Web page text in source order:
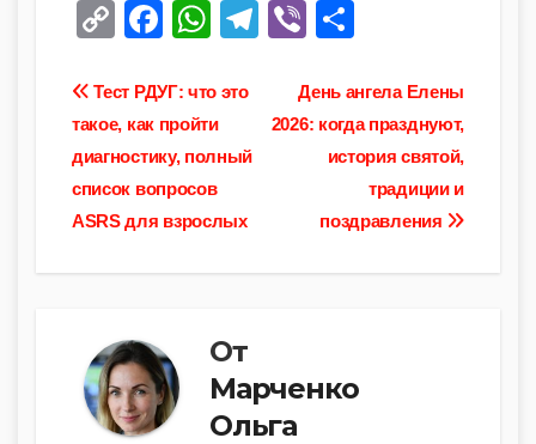
C
p
y
Li
n
F
c
e
b
o
k
W
at
s
A
p
T
gr
Vi
er р
а
в
и
Навигация
по
записям
День ангела Елены
2026: когда празднуют,
история святой,
традиции и
поздравления
Тест РДУГ: что это
такое, как пройти
диагностику, полный
список вопросов
ASRS для взрослых
От
Марченко
Ольга